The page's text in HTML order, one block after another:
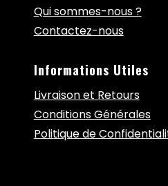
Qui sommes-nous ?
Contactez-nous
Informations Utiles
Livraison et Retours
Conditions Générales
Politique de